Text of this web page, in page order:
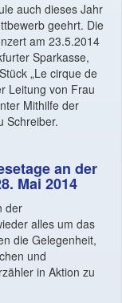
auch dieses Jahr
geehrt. Die
am 23.5.2014
Sparkasse,
„Le cirque de
Leitung von Frau
Mithilfe der
Schreiber.
an der
Mai 2014
der
alles um das
die Gelegenheit,
und
in Aktion zu